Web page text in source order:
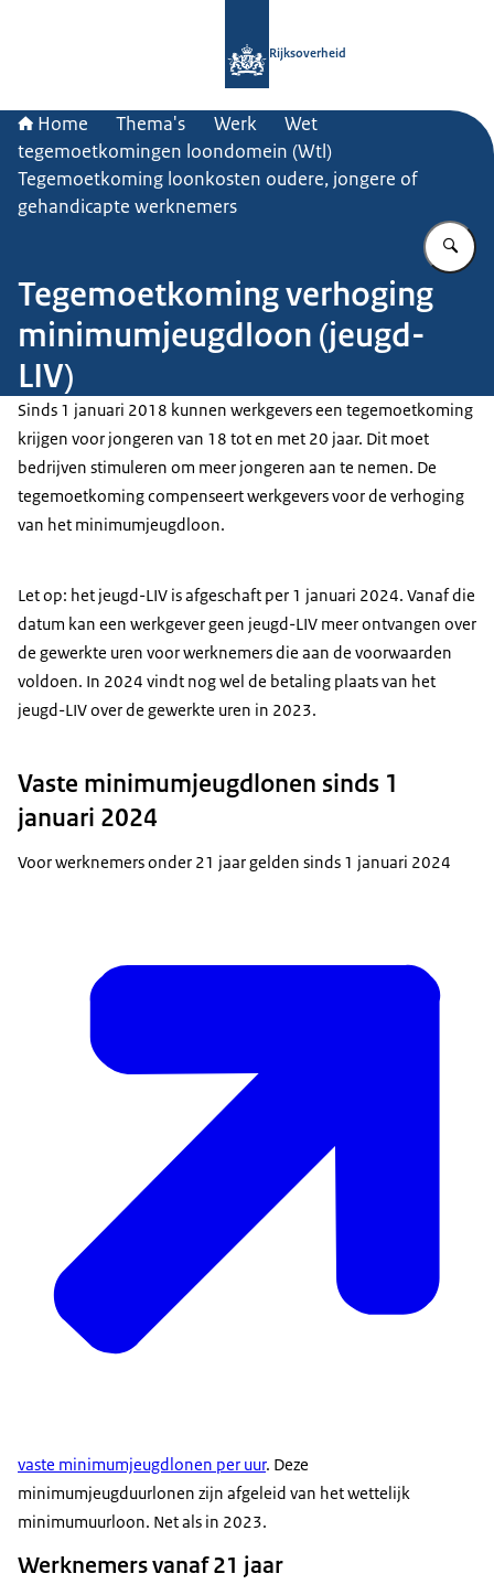
Rijksoverheid
Home Thema's Werk
Wet
tegemoetkomingen loondomein (Wtl)
Tegemoetkoming loonkosten oudere, jongere of
gehandicapte werknemers
Tegemoetkoming verhoging
minimumjeugdloon (jeugd-
LIV)
Sinds 1 januari 2018 kunnen werkgevers een tegemoetkoming
krijgen voor jongeren van 18 tot en met 20 jaar. Dit moet
bedrijven stimuleren om meer jongeren aan te nemen. De
tegemoetkoming compenseert werkgevers voor de verhoging
van het minimumjeugdloon.
Let op: het jeugd-LIV is afgeschaft per 1 januari 2024. Vanaf die
datum kan een werkgever geen jeugd-LIV meer ontvangen over
de gewerkte uren voor werknemers die aan de voorwaarden
voldoen. In 2024 vindt nog wel de betaling plaats van het
jeugd-LIV over de gewerkte uren in 2023.
Vaste minimumjeugdlonen sinds 1
januari 2024
Voor werknemers onder 21 jaar gelden sinds 1 januari 2024
vaste minimumjeugdlonen per uur. Deze
minimumjeugduurlonen zijn afgeleid van het wettelijk
minimumuurloon. Net als in 2023.
Werknemers vanaf 21 jaar